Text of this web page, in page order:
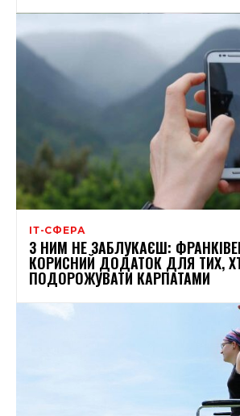
ІТ-СФЕРА
З НИМ НЕ ЗАБЛУКАЄШ:
КОРИСНИЙ ДОДАТОК ДЛЯ ТИХ,
ПОДОРОЖУВАТИ КАРПАТАМИ